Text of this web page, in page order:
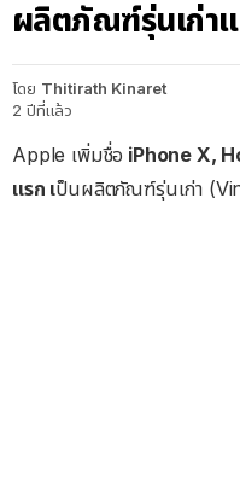
ผลิตภัณฑ์รุ่นเก่า
โดย Thitirath Kinaret
2 ปีที่แล้ว
Apple เพิ่มชื่อ iPhone X,
แรก เป็นผลิตภัณฑ์รุ่นเก่า